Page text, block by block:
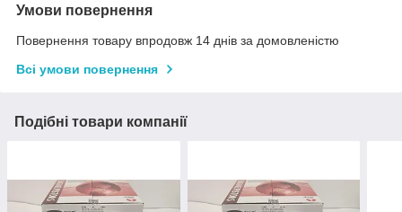
Умови повернення
Повернення товару впродовж 14 днів за домовленістю
Всі умови повернення
Подібні товари компанії